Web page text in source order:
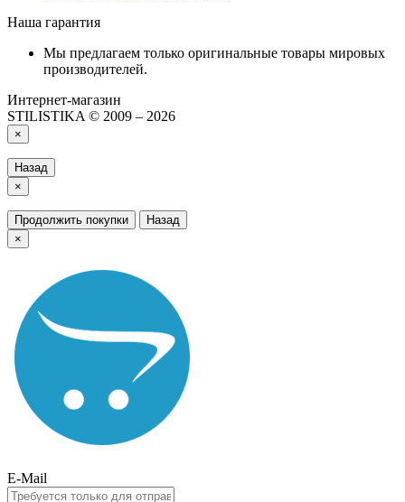
Наша гарантия
Мы предлагаем только оригинальные товары мировых
производителей.
Интернет-магазин
STILISTIKA © 2009 – 2026
×
Назад
×
Продолжить покупки
Назад
×
E-Mail